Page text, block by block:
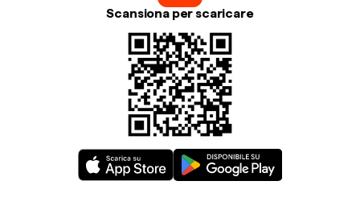
Scansiona per scaricare